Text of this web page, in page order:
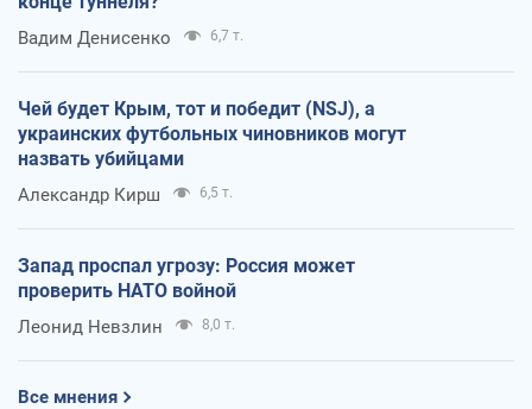
Вадим Денисенко 6,7 т.
Чей будет Крым, тот и победит (NSJ), а
украинских футбольных чиновников могут
назвать убийцами
Александр Кирш 6,5 т.
Запад проспал угрозу: Россия может
проверить НАТО войной
Леонид Невзлин 8,0 т.
Все мнения